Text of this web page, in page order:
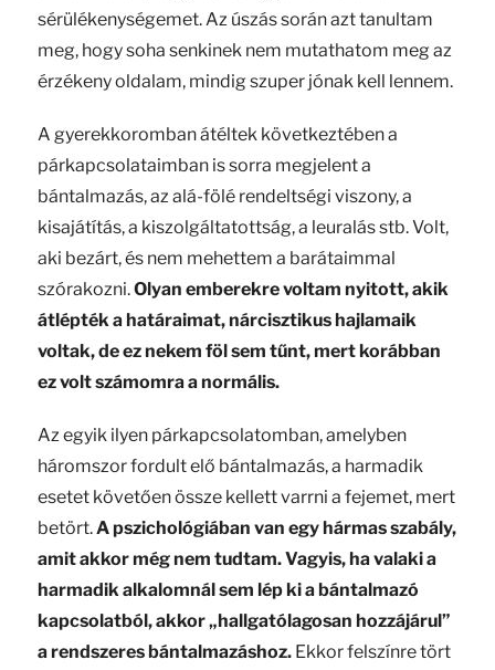
sérülékenységemet. Az úszás során azt tanultam
meg, hogy soha senkinek nem mutathatom meg az
érzékeny oldalam, mindig szuper jónak kell lennem.
A gyerekkoromban átéltek következtében a
párkapcsolataimban is sorra megjelent a
bántalmazás, az alá-fölé rendeltségi viszony, a
kisajátítás, a kiszolgáltatottság, a leuralás stb. Volt,
aki bezárt, és nem mehettem a barátaimmal
szórakozni.Olyan emberekre voltam nyitott, akik
átlépték a határaimat, nárcisztikus hajlamaik
voltak, de ez nekem föl sem tűnt, mert korábban
ez volt számomra a normális.
Az egyik ilyen párkapcsolatomban, amelyben
háromszor fordult elő bántalmazás, a harmadik
esetet követően össze kellett varrni a fejemet, mert
betört.A pszichológiában van egy hármas szabály,
amit akkor még nem tudtam. Vagyis, ha valaki a
harmadik alkalomnál sem lép ki a bántalmazó
kapcsolatból, akkor „hallgatólagosan hozzájárul”
a rendszeres bántalmazáshoz.Ekkor felszínre tört